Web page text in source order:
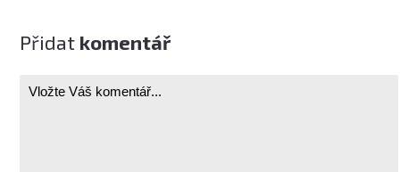
Přidat komentář